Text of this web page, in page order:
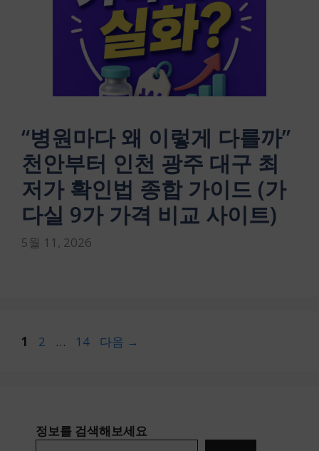
“병원마다 왜 이렇게 다를까”
천안부터 인천 광주 대구 최
저가 확인법 종합 가이드 (가
다실 9가 가격 비교 사이트)
5월 11, 2026
페
1
페
2 …
페
14 다음 →
정보를 검색해보세요